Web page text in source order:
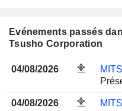
Evénements passés
Tsusho Corporation
04/08/2026
04/08/2026